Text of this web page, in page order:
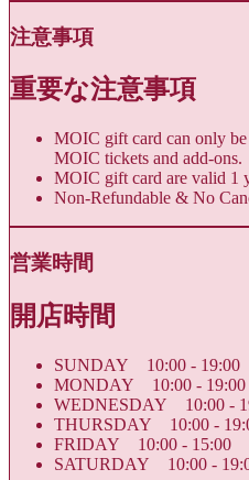
注意事項
重要な注意事項
MOIC gift card can only
MOIC tickets and add-ons.
MOIC gift card are valid 1
Non-Refundable & No
営業時間
開店時間
SUNDAY 10:00 - 19:00
MONDAY 10:00 - 19:00
WEDNESDAY 10:00 -
THURSDAY 10:00 -
FRIDAY 10:00 - 15:00
SATURDAY 10:00 -